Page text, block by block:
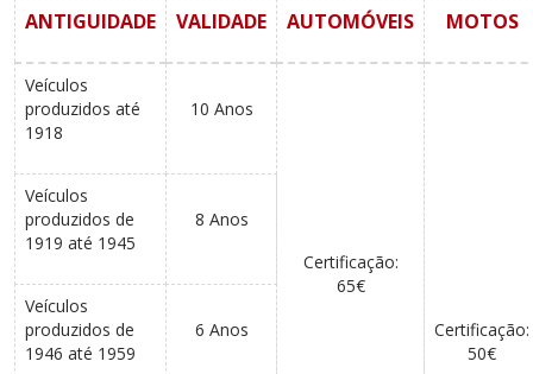
ANTIGUIDADE VALIDADE AUTOMÓVEIS MOTOS
Veículos
produzidos até
1918
10 Anos
Certificação:
65€
Certificação:
50€
Veículos
produzidos de
1919 até 1945
8 Anos
Veículos
produzidos de
1946 até 1959
6 Anos